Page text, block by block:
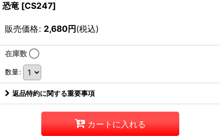
恐竜 [CS247]
販売価格: 2,680円(税込)
在庫数 ◯
数量:
返品特約に関する重要事項
カートに入れる